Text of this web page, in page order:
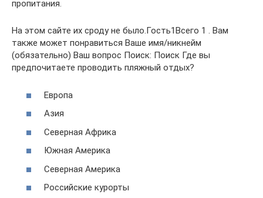
пропитания.
На этом сайте их сроду не было.Гость1Всего 1 . Вам
также может понравиться Ваше имя/никнейм
(обязательно) Ваш вопрос Поиск: Поиск Где вы
предпочитаете проводить пляжный отдых?
Европа
Азия
Северная Африка
Южная Америка
Северная Америка
Российские курорты